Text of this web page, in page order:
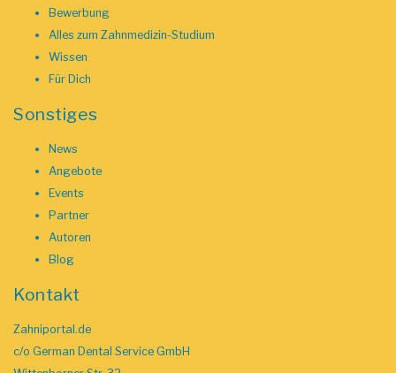
Bewerbung
Alles zum Zahnmedizin-Studium
Wissen
Für Dich
Sonstiges
News
Angebote
Events
Partner
Autoren
Blog
Kontakt
Zahniportal.de
c/o German Dental Service GmbH